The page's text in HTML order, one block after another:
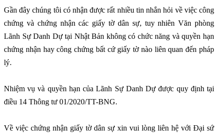
Gần đây chúng tôi có nhận được rất nhiều tin nhắn hỏi về việc công
chứng và chứng nhận các giấy tờ dân sự, tuy nhiên Văn phòng
Lãnh Sự Danh Dự tại Nhật Bản không có chức năng và quyền hạn
chứng nhận hay công chứng bất cứ giấy tờ nào liên quan đến pháp
lý.
Nhiệm vụ và quyền hạn của Lãnh Sự Danh Dự được quy định tại
điều 14 Thông tư 01/2020/TT-BNG.
Về việc chứng nhận giấy tờ dân sự xin vui lòng liên hệ với Đại sứ